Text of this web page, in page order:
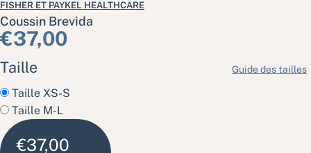
FISHER ET PAYKEL HEALTHCARE
Coussin Brevida
Prix habituel
€37,00
Taille Guide des tailles
Taille XS-S
Taille M-L
€37,00